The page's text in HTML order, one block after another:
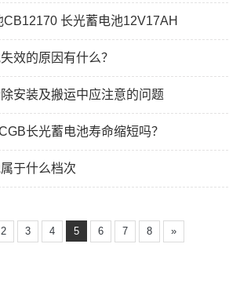
CB12170 长光蓄电池12V17AH
效的原因有什么？
安装及搬运中应注意的问题
长光蓄电池寿命缩短吗？
于什么档次
2 3 4 5 6 7 8 »